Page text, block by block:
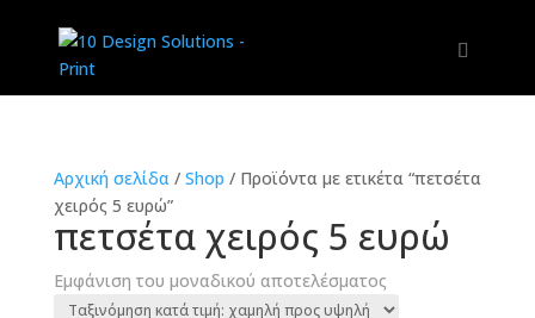
Αρχική σελίδα/ Shop / Προϊόντα με ετικέτα “πετσέτα
χειρός 5 ευρώ”
πετσέτα χειρός 5 ευρώ
Εμφάνιση του μοναδικού αποτελέσματος